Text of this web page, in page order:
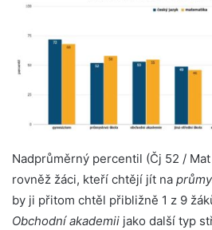
Nadprůměrný percentil (Čj 52 /
rovněž žáci, kteří chtějí jít na
by ji přitom chtěl přibližně 1 z 9
Obchodní akademii jako další typ